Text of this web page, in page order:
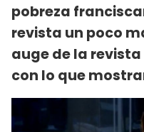
pobreza
revista un poco
auge de la
con lo que